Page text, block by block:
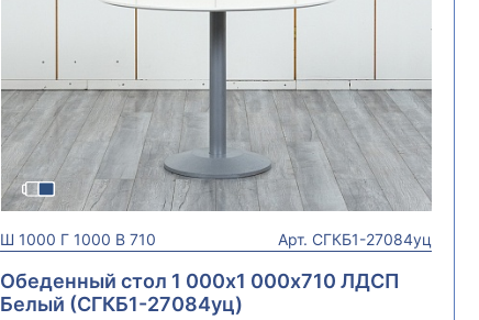
Ш 1000 Г 1000 В 710 Арт. СГКБ1-27084уц
Обеденный стол 1 000х1 000х710 ЛДСП
Белый (СГКБ1-27084уц)